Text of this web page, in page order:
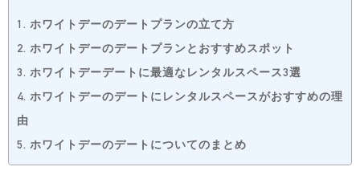
1. ホワイトデーのデートプランの立て方
2. ホワイトデーのデートプランとおすすめスポット
3. ホワイトデーデートに最適なレンタルスペース3選
4. ホワイトデーのデートにレンタルスペースがおすすめの理
由
5. ホワイトデーのデートについてのまとめ